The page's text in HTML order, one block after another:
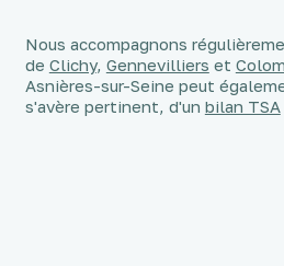
Nous accompagnons
de Clichy, Gennevilliers et
Asnières-sur-Seine peut
s'avère pertinent, d'un bilan TSA